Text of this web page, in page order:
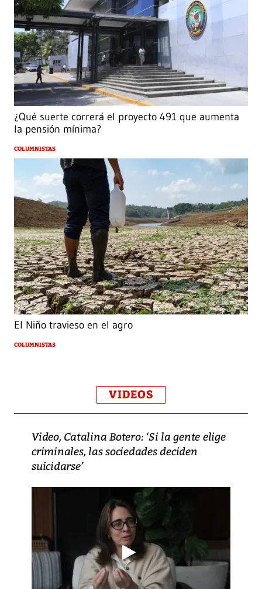
¿Qué suerte correrá el proyecto 491 que aumenta
la pensión mínima?
COLUMNISTAS
El Niño travieso en el agro
COLUMNISTAS
VIDEOS
Video, Catalina Botero: ‘Si la gente elige
criminales, las sociedades deciden
suicidarse’